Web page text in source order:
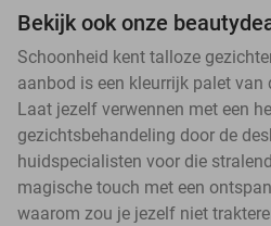
Bekijk ook onze
Schoonheid kent talloze
aanbod is een kleurrijk palet van
Laat jezelf verwennen met een
gezichtsbehandeling door de
huidspecialisten voor die
magische touch met een
waarom zou je jezelf niet